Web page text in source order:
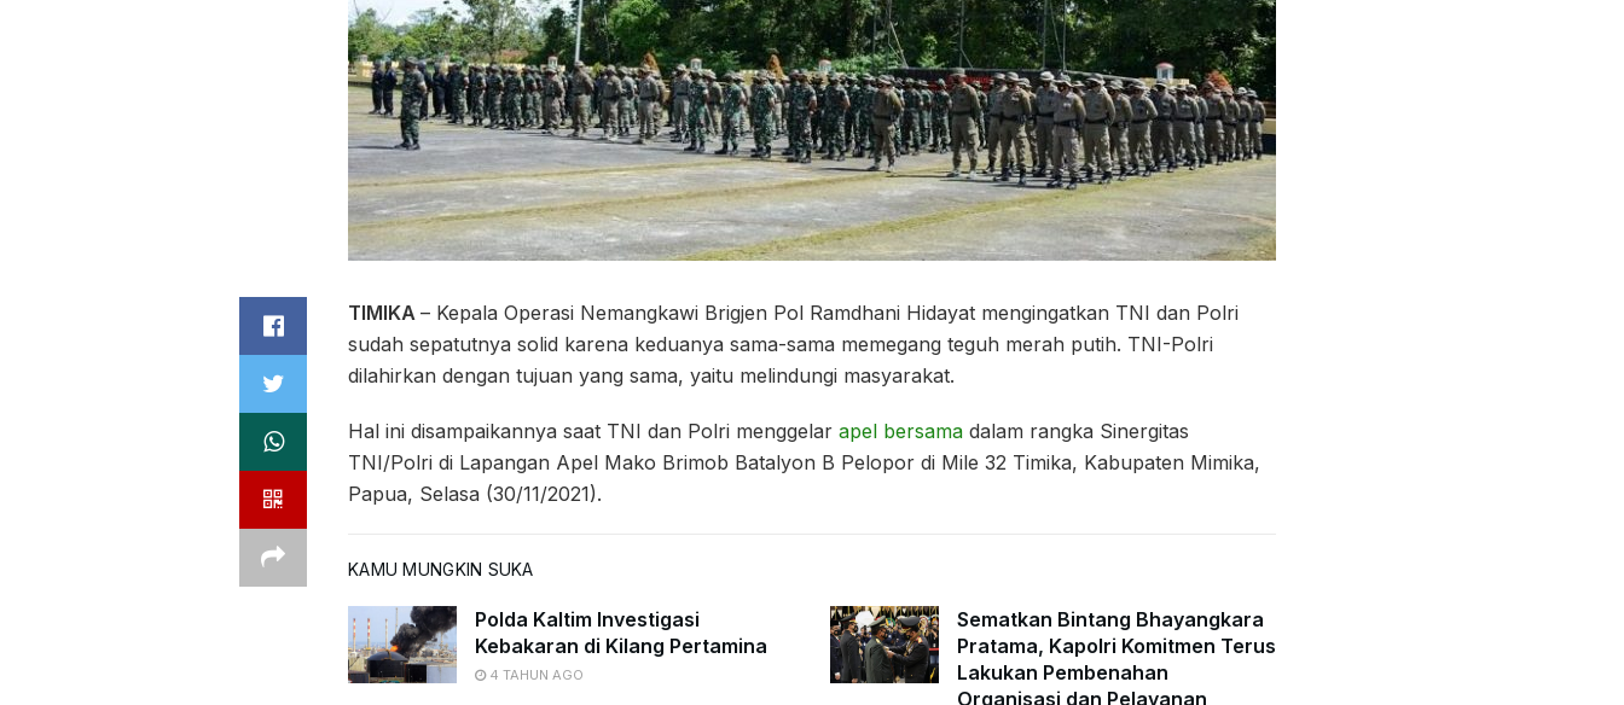
TIMIKA – Kepala Operasi Nemangkawi Brigjen Pol Ramdhani Hidayat mengingatkan TNI dan Polri
sudah sepatutnya solid karena keduanya sama-sama memegang teguh merah putih. TNI-Polri
dilahirkan dengan tujuan yang sama, yaitu melindungi masyarakat.
Hal ini disampaikannya saat TNI dan Polri menggelar apel bersama dalam rangka Sinergitas
TNI/Polri di Lapangan Apel Mako Brimob Batalyon B Pelopor di Mile 32 Timika, Kabupaten Mimika,
Papua, Selasa (30/11/2021).
KAMU MUNGKIN SUKA
Polda Kaltim Investigasi
Kebakaran di Kilang Pertamina
4 TAHUN AGO
Sematkan Bintang Bhayangkara
Pratama, Kapolri Komitmen Terus
Lakukan Pembenahan
Organisasi dan Pelayanan